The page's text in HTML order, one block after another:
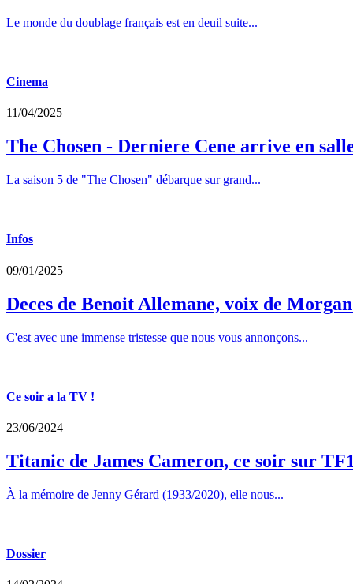
Le monde du doublage français est en deuil suite...
Cinema
11/04/2025
The Chosen - Derniere Cene arrive en
La saison 5 de "The Chosen" débarque sur grand...
Infos
09/01/2025
Deces de Benoit Allemane, voix de
C'est avec une immense tristesse que nous vous annonçons...
Ce soir a la TV !
23/06/2024
Titanic de James Cameron, ce soir sur
À la mémoire de Jenny Gérard (1933/2020), elle nous...
Dossier